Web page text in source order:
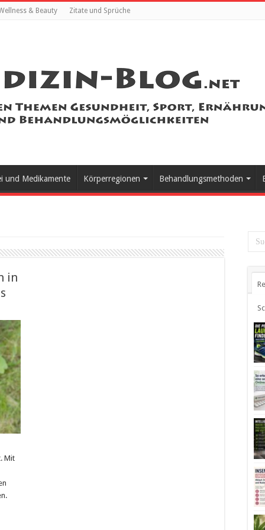
& Beauty Zitate und Sprüche
und Medikamente Körperregionen Behandlungsmethoden
in
Mit